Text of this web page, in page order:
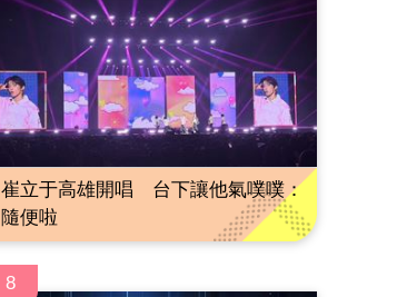
崔立于高雄開唱 台下讓他氣噗噗：
隨便啦
8